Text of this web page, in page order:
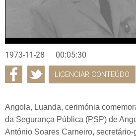
1973-11-28 00:05:30
LICENCIAR CONTEÚDO
Angola, Luanda, cerimónia
da Segurança Pública (PSP) de
António Soares Carneiro, secretário-